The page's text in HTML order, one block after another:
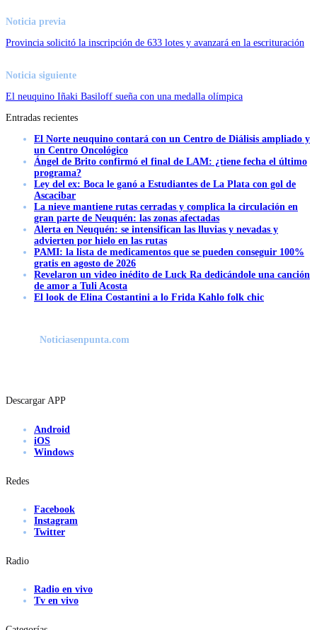
Noticia previa
Provincia solicitó la inscripción de 633 lotes y avanzará en la escrituración
Noticia siguiente
El neuquino Iñaki Basiloff sueña con una medalla olímpica
Entradas recientes
El Norte neuquino contará con un Centro de Diálisis ampliado y
un Centro Oncológico
Ángel de Brito confirmó el final de LAM: ¿tiene fecha el último
programa?
Ley del ex: Boca le ganó a Estudiantes de La Plata con gol de
Ascacibar
La nieve mantiene rutas cerradas y complica la circulación en
gran parte de Neuquén: las zonas afectadas
Alerta en Neuquén: se intensifican las lluvias y nevadas y
advierten por hielo en las rutas
PAMI: la lista de medicamentos que se pueden conseguir 100%
gratis en agosto de 2026
Revelaron un video inédito de Luck Ra dedicándole una canción
de amor a Tuli Acosta
El look de Elina Costantini a lo Frida Kahlo folk chic
Noticiasenpunta.com
Descargar APP
Android
iOS
Windows
Redes
Facebook
Instagram
Twitter
Radio
Radio en vivo
Tv en vivo